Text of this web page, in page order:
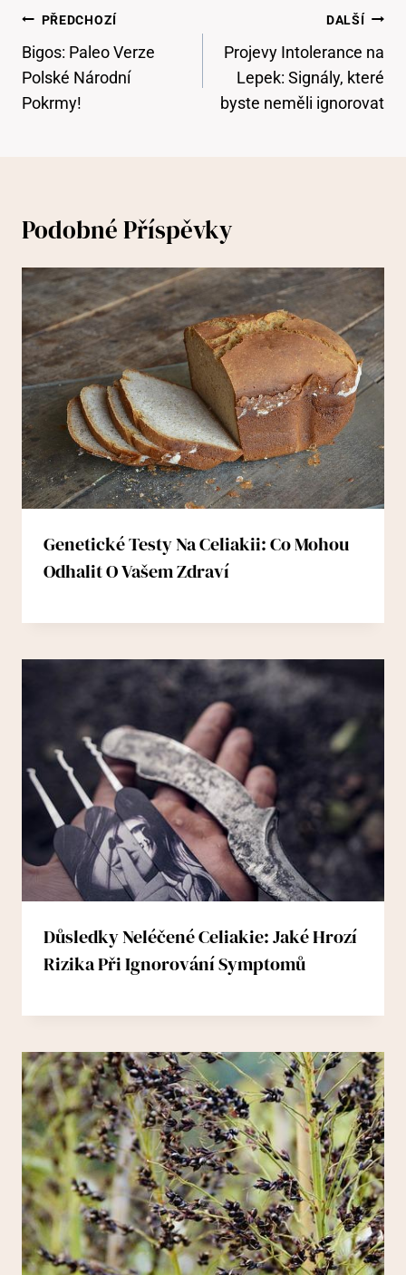
Navigace
Pro
Příspěvek
PŘEDCHOZÍ
Bigos: Paleo Verze
Polské Národní
Pokrmy!
DALŠÍ
Projevy Intolerance na
Lepek: Signály, které
byste neměli ignorovat
Podobné Příspěvky
Genetické Testy Na Celiakii: Co Mohou
Odhalit O Vašem Zdraví
Důsledky Neléčené Celiakie: Jaké Hrozí
Rizika Při Ignorování Symptomů